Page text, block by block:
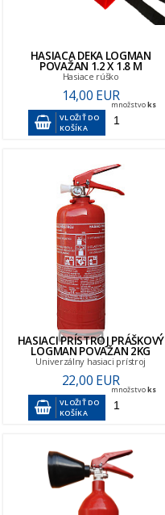
HASIACA DEKA LOGMAN
POVAŽAN 1.2 X 1.8 M
Hasiace rúško
14,00 EUR
VLOŽIŤ DO
KOŠÍKA
množstvoks
HASIACI PRÍSTROJ PRÁŠKOVÝ
LOGMAN POVAŽAN 2KG
Univerzálny hasiaci prístroj
22,00 EUR
VLOŽIŤ DO
KOŠÍKA
množstvoks